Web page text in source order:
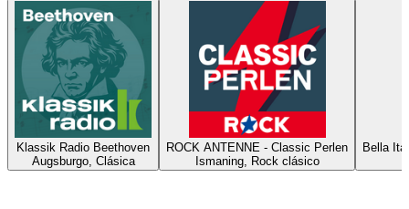
Klassik Radio Beethoven
Augsburgo, Clásica
ROCK ANTENNE - Classic Perlen
Ismaning, Rock clásico
Bella